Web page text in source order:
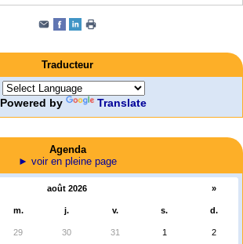
Traducteur
Powered by Translate
Agenda
► voir en pleine page
août 2026 »
m. j. v. s. d.
29 30 31 1 2